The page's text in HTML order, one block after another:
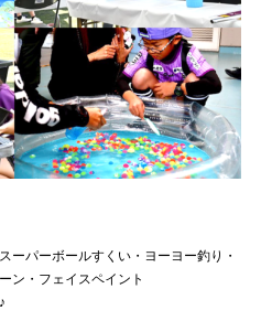
ーパーボールすくい・ヨーヨー釣り・
ン・フェイスペイント